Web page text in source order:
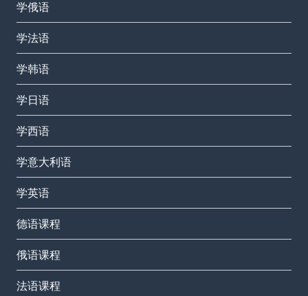
学俄语
学法语
学韩语
学日语
学西语
学意大利语
学英语
德语课程
俄语课程
法语课程